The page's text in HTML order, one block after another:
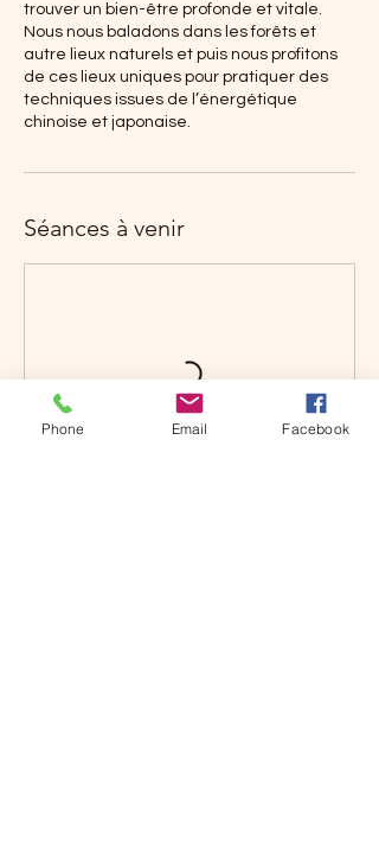
trouver un bien-être profonde et vitale.
Nous nous baladons dans les forêts et
autre lieux naturels et puis nous profitons
de ces lieux uniques pour pratiquer des
techniques issues de l’énergétique
chinoise et japonaise.
Séances à venir
Phone Email Facebook